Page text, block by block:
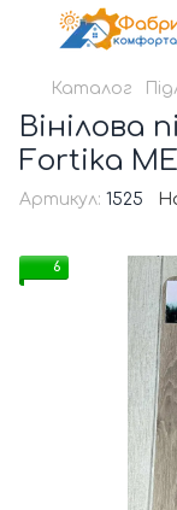
Каталог
Вінілова
Fortika
Артикул: 1525
6